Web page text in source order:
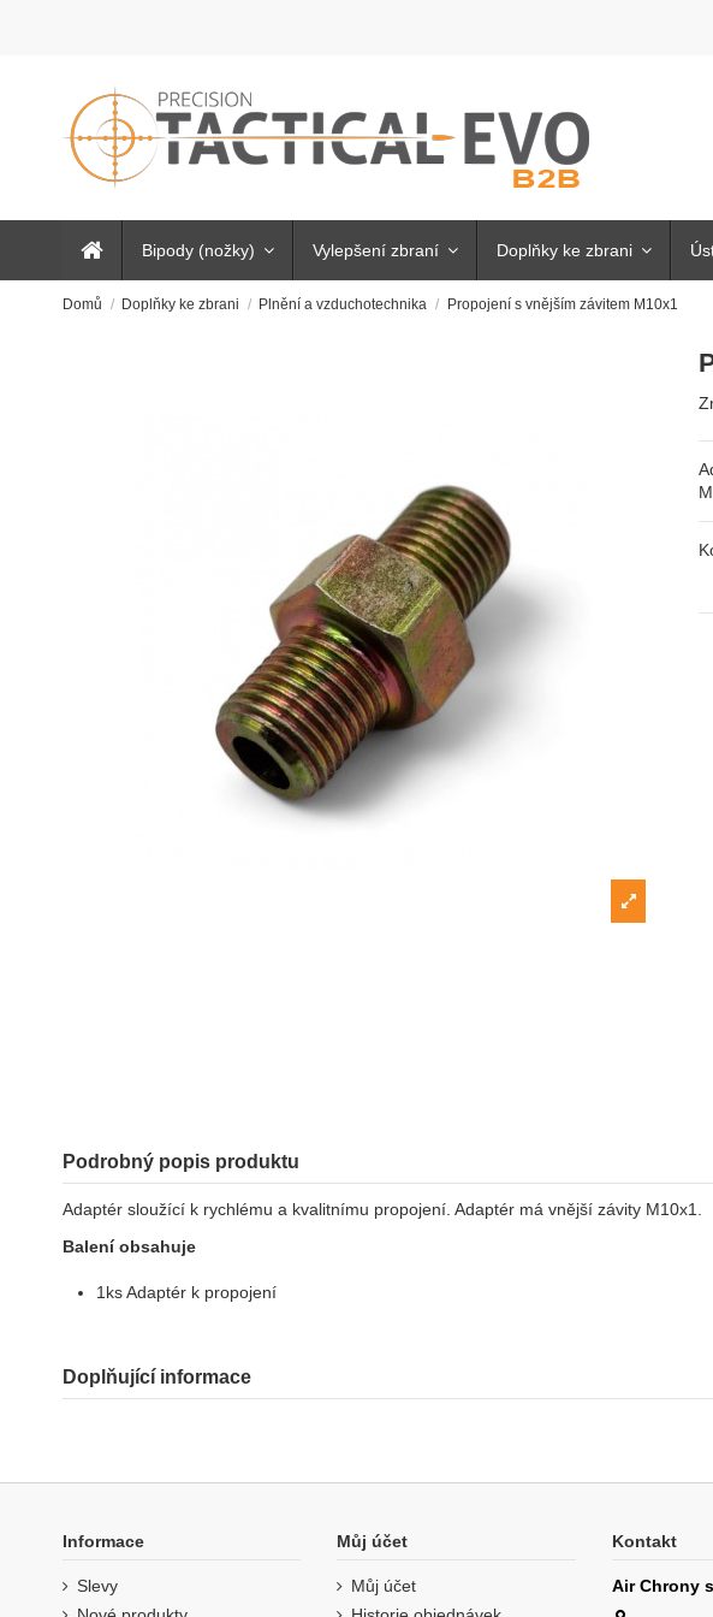
Bipody (nožky) Vylepšení zbraní Doplňky ke zbrani
Domů Doplňky ke zbrani Plnění a vzduchotechnika Propojení s vnějším závitem M10x1
Podrobný popis produktu
Adaptér sloužící k rychlému a kvalitnímu propojení. Adaptér má vnější závity M10x1.
Balení obsahuje
1ks Adaptér k propojení
Doplňující informace
Informace
Slevy
Můj účet
Můj účet
Kontakt
Air Chrony